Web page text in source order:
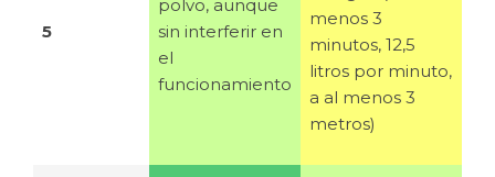
5
polvo, aunque
sin interferir en
el
funcionamiento
menos 3
minutos, 12,5
litros por minuto,
a al menos 3
metros)